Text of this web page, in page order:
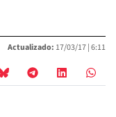
Actualizado: 17/03/17 |6:11